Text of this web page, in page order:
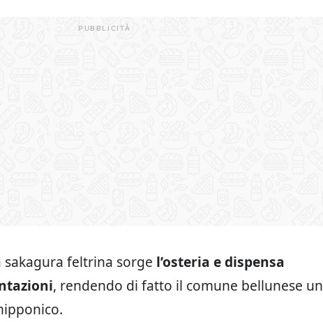
feltrina sorge l’osteria e dispensa
, rendendo di fatto il comune bellunese un